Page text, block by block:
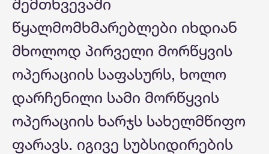
წყალმომხმარებლები იხდიან
მხოლოდ პირველი მორწყვის
ოპერაციის საფასურს, ხოლო
დარჩენილი სამი მორწყვის
ოპერაციის ხარჯს სახელმწიფო
ფარავს. იგივე სუბსიდირების